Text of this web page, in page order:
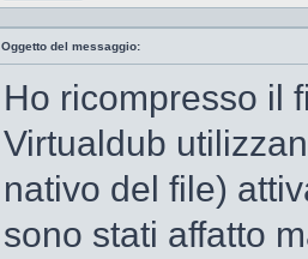
Profilo
Oggetto del messaggio:
Ho ricompresso il
Virtualdub
nativo del file)
sono stati affatto